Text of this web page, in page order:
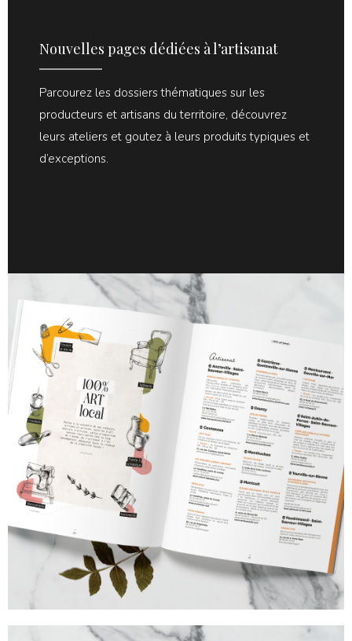
Nouvelles pages dédiées à l’artisanat
Parcourez les dossiers thématiques sur les
producteurs et artisans du territoire, découvrez
leurs ateliers et goutez à leurs produits typiques et
d’exceptions.